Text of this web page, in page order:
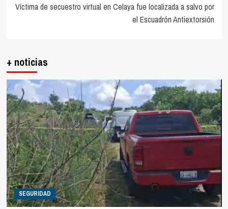
Víctima de secuestro virtual en Celaya fue localizada a salvo por
el Escuadrón Antiextorsión
+ noticias
SEGURIDAD